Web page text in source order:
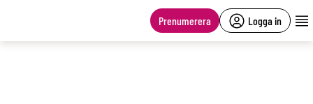
Prenumerera Logga in